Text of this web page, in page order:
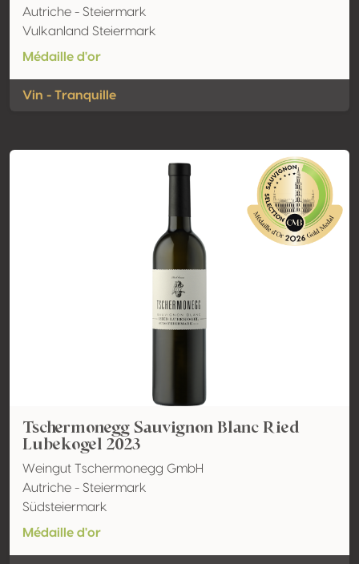
Autriche - Steiermark
Vulkanland Steiermark
Médaille d'or
Vin - Tranquille
Tschermonegg Sauvignon Blanc Ried
Lubekogel 2023
Weingut Tschermonegg GmbH
Autriche - Steiermark
Südsteiermark
Médaille d'or